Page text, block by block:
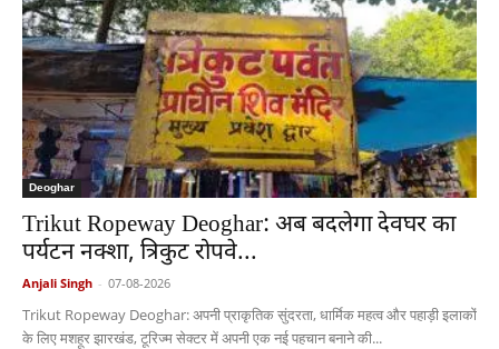
Deoghar
Trikut Ropeway Deoghar: अब बदलेगा देवघर का
पर्यटन नक्शा, त्रिकुट रोपवे...
Anjali Singh - 07-08-2026
Trikut Ropeway Deoghar: अपनी प्राकृतिक सुंदरता, धार्मिक महत्व और पहाड़ी इलाकों
के लिए मशहूर झारखंड, टूरिज्म सेक्टर में अपनी एक नई पहचान बनाने की...